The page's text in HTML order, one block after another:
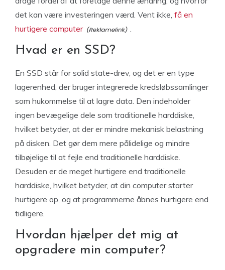
det kan være investeringen værd. Vent ikke, få en
hurtigere computer
.
Hvad er en SSD?
En SSD står for solid state-drev, og det er en type
lagerenhed, der bruger integrerede kredsløbssamlinger
som hukommelse til at lagre data. Den indeholder
ingen bevægelige dele som traditionelle harddiske,
hvilket betyder, at der er mindre mekanisk belastning
på disken. Det gør dem mere pålidelige og mindre
tilbøjelige til at fejle end traditionelle harddiske.
Desuden er de meget hurtigere end traditionelle
harddiske, hvilket betyder, at din computer starter
hurtigere op, og at programmerne åbnes hurtigere end
tidligere.
Hvordan hjælper det mig at
opgradere min computer?